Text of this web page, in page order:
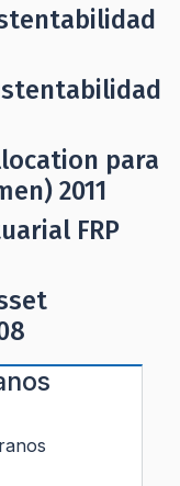
para
2011
FRP